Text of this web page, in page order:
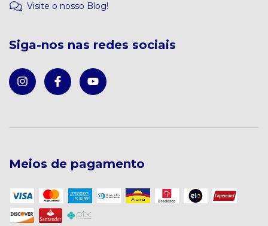
Visite o nosso Blog!
Siga-nos nas redes sociais
Meios de pagamento